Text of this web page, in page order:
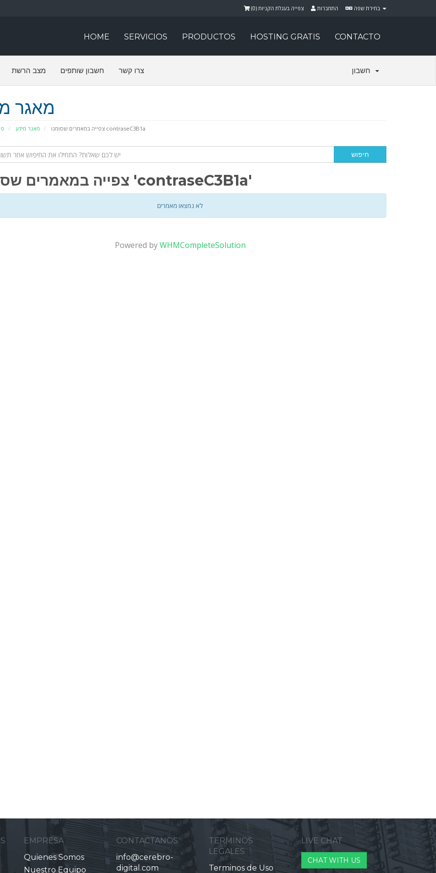
התחברות צפייה בעגלת הקניות (0
)
HOME SERVICIOS PRODUCTOS HOSTING GRATIS CONTACTO
מצב הרשת חשבון שותפים צרו קשר
מאגר
מאגר מידע צפייה במאמרים שסומנו contraseC3B1a
צפייה במאמרים שסומנו 'contraseC3B1a'
לא נמצאו מאמרים
Powered byWHMCompleteSolution
EMPRESA
Quienes Somos
Nuestro Equipo
CONTACTANOS
info@cerebro-
digital.com
TERMINOS
LEGALES
Terminos de Uso
LIVE CHAT
CHAT WITH US